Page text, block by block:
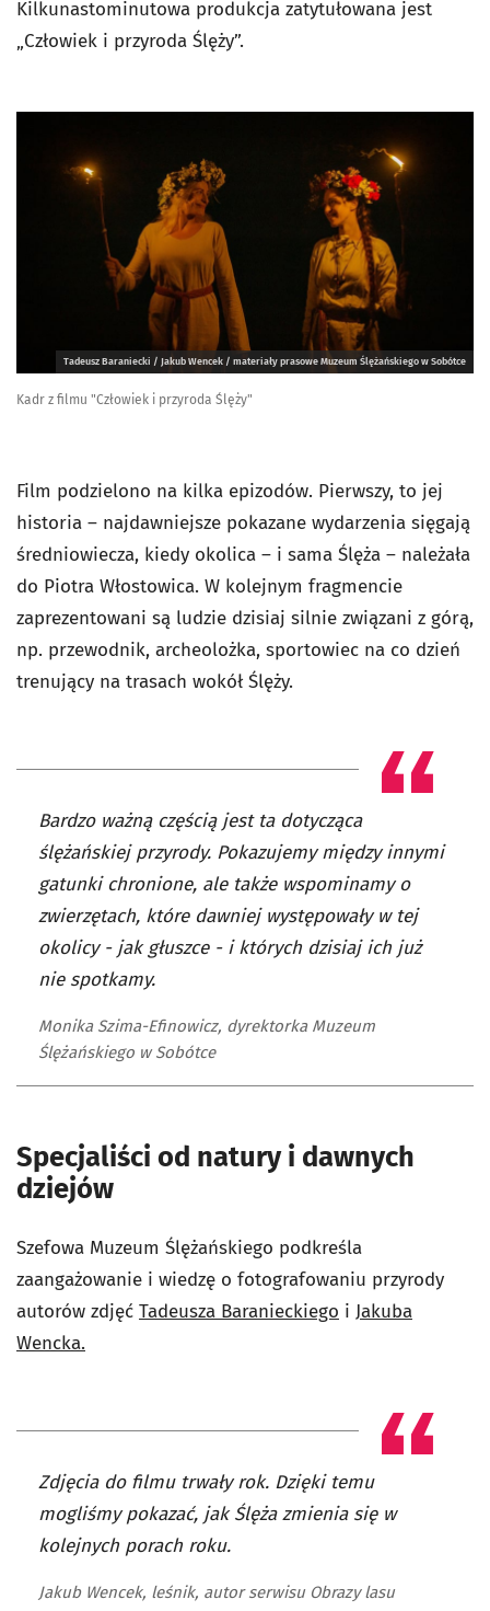
Kilkunastominutowa produkcja zatytułowana jest
„Człowiek i przyroda Ślęży”.
Tadeusz Baraniecki / Jakub Wencek / materiały prasowe Muzeum Ślężańskiego w Sobótce
Kadr z filmu "Człowiek i przyroda Ślęży"
Film podzielono na kilka epizodów. Pierwszy, to jej
historia – najdawniejsze pokazane wydarzenia sięgają
średniowiecza, kiedy okolica – i sama Ślęża – należała
do Piotra Włostowica. W kolejnym fragmencie
zaprezentowani są ludzie dzisiaj silnie związani z górą,
np. przewodnik, archeolożka, sportowiec na co dzień
trenujący na trasach wokół Ślęży.
Bardzo ważną częścią jest ta dotycząca
ślężańskiej przyrody. Pokazujemy między innymi
gatunki chronione, ale także wspominamy o
zwierzętach, które dawniej występowały w tej
okolicy - jak głuszce - i których dzisiaj ich już
nie spotkamy.
Monika Szima-Efinowicz, dyrektorka Muzeum
Ślężańskiego w Sobótce
Specjaliści od natury i dawnych
dziejów
Szefowa Muzeum Ślężańskiego podkreśla
zaangażowanie i wiedzę o fotografowaniu przyrody
autorów zdjęć Tadeusza Baranieckiego i Jakuba
Wencka.
Zdjęcia do filmu trwały rok. Dzięki temu
mogliśmy pokazać, jak Ślęża zmienia się w
kolejnych porach roku.
Jakub Wencek, leśnik, autor serwisu Obrazy lasu